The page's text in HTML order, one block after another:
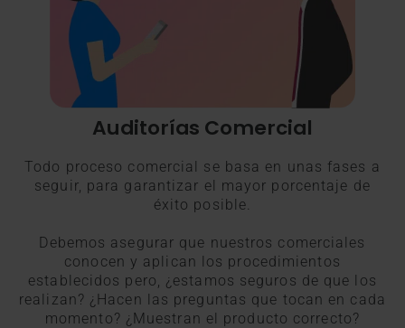
Auditorías Comercial
Todo proceso comercial se basa en unas fases a
seguir, para garantizar el mayor porcentaje de
éxito posible.
Debemos asegurar que nuestros comerciales
conocen y aplican los procedimientos
establecidos pero, ¿estamos seguros de que los
realizan? ¿Hacen las preguntas que tocan en cada
momento? ¿Muestran el producto correcto?